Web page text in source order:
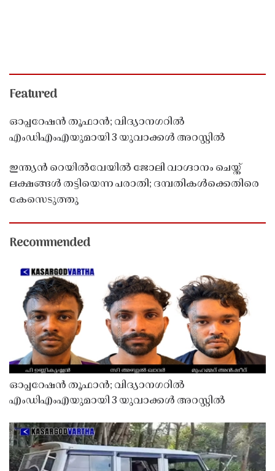
Featured
ഓപ്പറേഷൻ തൂഫാൻ; വിദ്യാനഗറിൽ
എംഡിഎംഎയുമായി 3 യുവാക്കൾ അറസ്റ്റിൽ
ഇന്ത്യൻ റെയിൽവേയിൽ ജോലി വാഗ്ദാനം ചെയ്ത്
ലക്ഷങ്ങൾ തട്ടിയെന്ന പരാതി; ദമ്പതികൾക്കെതിരെ
കേസെടുത്തു
Recommended
ഓപ്പറേഷൻ തൂഫാൻ; വിദ്യാനഗറിൽ
എംഡിഎംഎയുമായി 3 യുവാക്കൾ അറസ്റ്റിൽ